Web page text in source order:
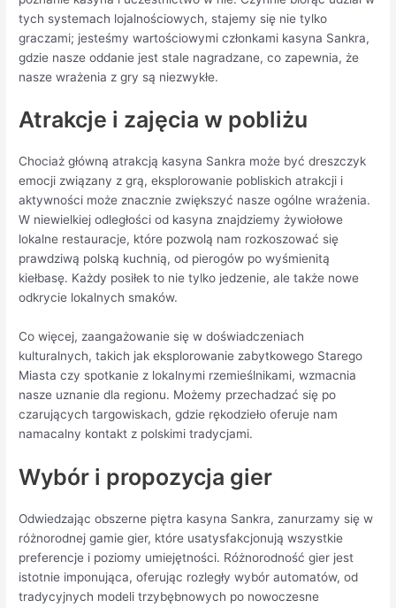
tych systemach lojalnościowych, stajemy się nie tylko
graczami; jesteśmy wartościowymi członkami kasyna Sankra,
gdzie nasze oddanie jest stale nagradzane, co zapewnia, że
nasze wrażenia z gry są niezwykłe.
Atrakcje i zajęcia w pobliżu
Chociaż główną atrakcją kasyna Sankra może być dreszczyk
emocji związany z grą, eksplorowanie pobliskich atrakcji i
aktywności może znacznie zwiększyć nasze ogólne wrażenia.
W niewielkiej odległości od kasyna znajdziemy żywiołowe
lokalne restauracje, które pozwolą nam rozkoszować się
prawdziwą polską kuchnią, od pierogów po wyśmienitą
kiełbasę. Każdy posiłek to nie tylko jedzenie, ale także nowe
odkrycie lokalnych smaków.
Co więcej, zaangażowanie się w doświadczeniach
kulturalnych, takich jak eksplorowanie zabytkowego Starego
Miasta czy spotkanie z lokalnymi rzemieślnikami, wzmacnia
nasze uznanie dla regionu. Możemy przechadzać się po
czarujących targowiskach, gdzie rękodzieło oferuje nam
namacalny kontakt z polskimi tradycjami.
Wybór i propozycja gier
Odwiedzając obszerne piętra kasyna Sankra, zanurzamy się w
różnorodnej gamie gier, które usatysfakcjonują wszystkie
preferencje i poziomy umiejętności. Różnorodność gier jest
istotnie imponująca, oferując rozległy wybór automatów, od
tradycyjnych modeli trzybębnowych po nowoczesne